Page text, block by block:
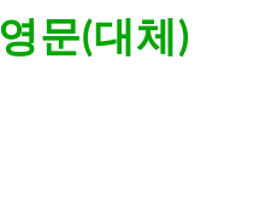
영문(대체)